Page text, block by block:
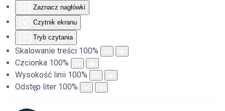
Zaznacz nagłówki
Czytnik ekranu
Tryb czytania
Skalowanie treści 100%
Czcionka 100%
Wysokość linii 100%
Odstęp liter 100%